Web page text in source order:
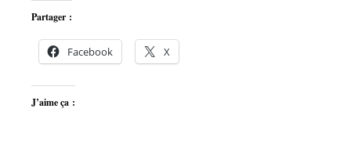
Partager :
Facebook X
J’aime ça :